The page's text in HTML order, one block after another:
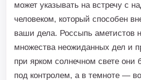
может указывать на встречу с
человеком, который способен
ваши дела. Россыпь аметистов
множества неожиданных дел и
при ярком солнечном свете они
под контролем, а в темноте —